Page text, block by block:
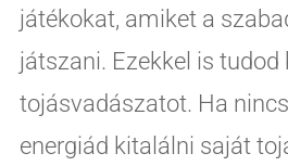
játékokat, amiket a
játszani. Ezekkel is tudod
tojásvadászatot. Ha
energiád kitalálni saját